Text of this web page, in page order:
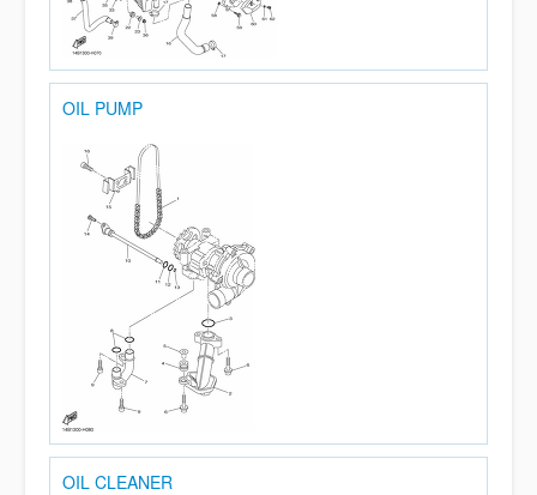
OIL PUMP
OIL CLEANER